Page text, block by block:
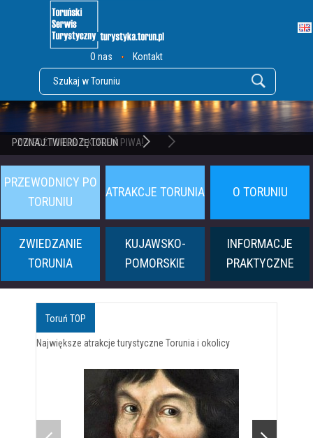
O nas Kontakt
POZNAJ TWIERDZĘ TORUŃ
PRZEWODNICY PO
TORUNIU
ATRAKCJE TORUNIA O TORUNIU
ZWIEDZANIE
TORUNIA
KUJAWSKO-
POMORSKIE
INFORMACJE
PRAKTYCZNE
Toruń TOP
Największe atrakcje turystyczne Torunia i okolicy